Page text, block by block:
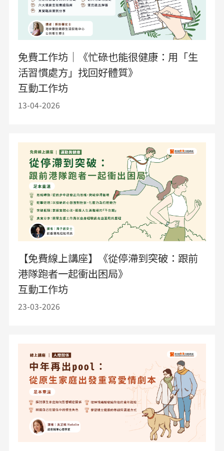
免費工作坊｜《忙碌也能很健康：用「生
活習慣處方」找回好體質》
互動工作坊
13-04-2026
【免費線上講座】《從停滯到突破：跟前
港隊跑者一起衝出困局》
互動工作坊
23-03-2026